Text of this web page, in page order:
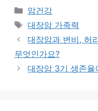
카
테
고
리
암건강
태
그
대장암 가족력
대장암과 변비, 허
무엇인가요?
대장암 3기 생존율